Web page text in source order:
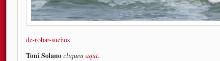
de-robar-sueños
Toni Solano cliqueu aquí.